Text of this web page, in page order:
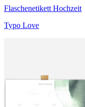
Flaschenetikett Hochzeit
Typo Love